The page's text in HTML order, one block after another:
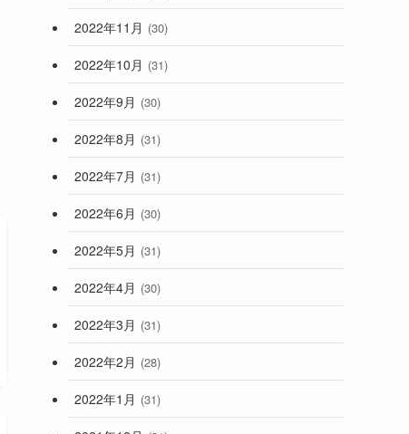
2022年11月 (30)
2022年10月 (31)
2022年9月 (30)
2022年8月 (31)
2022年7月 (31)
2022年6月 (30)
2022年5月 (31)
2022年4月 (30)
2022年3月 (31)
2022年2月 (28)
2022年1月 (31)